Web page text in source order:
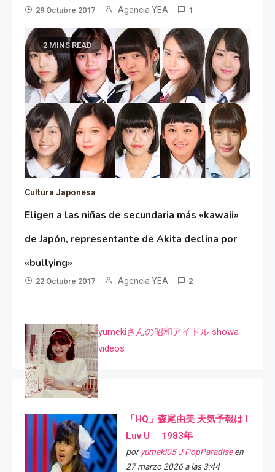
29 Octubre 2017 Agencia YEA 1
2 MINS READ
Cultura Japonesa
Eligen a las niñas de secundaria más «kawaii»
de Japón, representante de Akita declina por
«bullying»
22 Octubre 2017 Agencia YEA 2
yumekiさんの昭和アイドル showa
videos
「HQ」森尾由美 天気予報は I
Luv U 1983年
por yumeki05 J-PopParadiseen
27 marzo 2026 a las 3:44